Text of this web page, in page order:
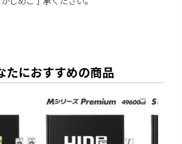
たにおすすめの商品